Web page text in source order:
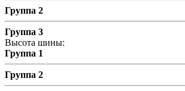
Группа 2
Группа 3
Высота шины:
Группа 1
Группа 2